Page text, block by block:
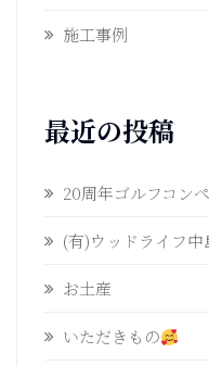
施工事例
最近の投稿
20周年ゴルフコン
(有)ウッドライフ
お土産
いただきもの